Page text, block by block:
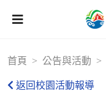
首頁 公告與活動
返回校園活動報導